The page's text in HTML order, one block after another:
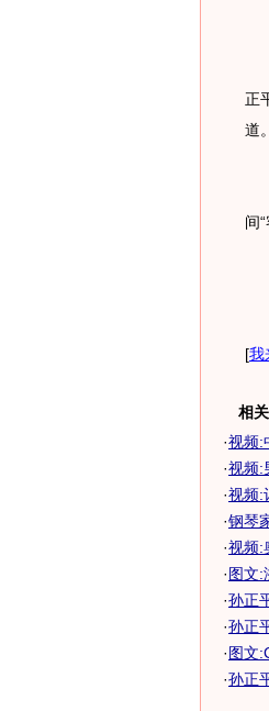
正
道。
间
[我
相
·视频:
·视频:
·视频:
·钢琴
·视频:
·图文:
·孙正
·孙正
·图文
·孙正